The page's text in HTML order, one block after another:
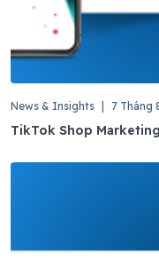
News & Insights 7 Tháng
TikTok Shop